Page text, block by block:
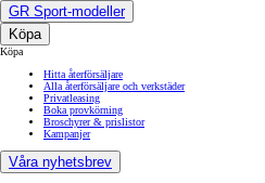
GR Sport-modeller
Köpa
Köpa
Hitta återförsäljare
Alla återförsäljare och verkstäder
Privatleasing
Boka provkörning
Broschyrer & prislistor
Kampanjer
Våra nyhetsbrev